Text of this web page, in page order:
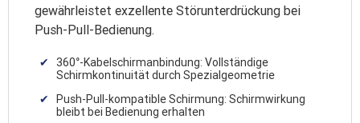
gewährleistet exzellente Störunterdrückung bei
Push-Pull-Bedienung.
360°-Kabelschirmanbindung: Vollständige
Schirmkontinuität durch Spezialgeometrie
Push-Pull-kompatible Schirmung: Schirmwirkung
bleibt bei Bedienung erhalten